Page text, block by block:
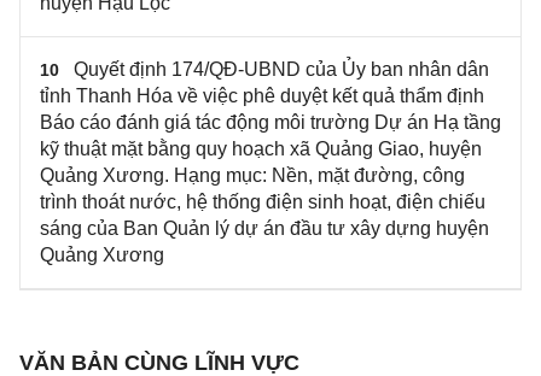
10
Quyết định 174/QĐ-UBND của Ủy ban nhân dân
tỉnh Thanh Hóa về việc phê duyệt kết quả thẩm định
Báo cáo đánh giá tác động môi trường Dự án Hạ tầng
kỹ thuật mặt bằng quy hoạch xã Quảng Giao, huyện
Quảng Xương. Hạng mục: Nền, mặt đường, công
trình thoát nước, hệ thống điện sinh hoạt, điện chiếu
sáng của Ban Quản lý dự án đầu tư xây dựng huyện
Quảng Xương
VĂN BẢN CÙNG LĨNH VỰC